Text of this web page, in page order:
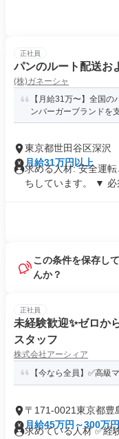
正社員
パンのルート配送お
(株)ガネーシャ
【月給31万〜】全国
ンバーガーブランドを
東京都世田谷区深沢
月給31万円以上
求める人材: 安全運
ちしています。 ▼ 必
この条件を保存し
んか？
正社員
未経験歓迎✨ゼロか
スタッフ
株式会社アーシィア
【今なら全員】✅高級
〒171-0021東京都豊
月給45万円～300万円
求めている人材 ✅経